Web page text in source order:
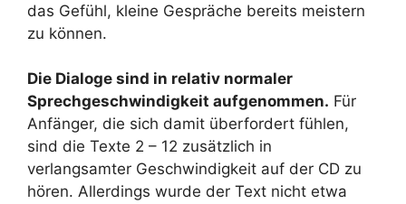
das Gefühl, kleine Gespräche bereits meistern
zu können.
Die Dialoge sind in relativ normaler
Sprechgeschwindigkeit aufgenommen. Für
Anfänger, die sich damit überfordert fühlen,
sind die Texte 2 – 12 zusätzlich in
verlangsamter Geschwindigkeit auf der CD zu
hören. Allerdings wurde der Text nicht etwa